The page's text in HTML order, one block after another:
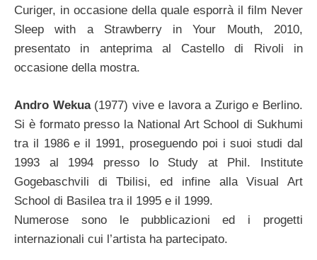
Curiger, in occasione della quale esporrà il film Never
Sleep with a Strawberry in Your Mouth, 2010,
presentato in anteprima al Castello di Rivoli in
occasione della mostra.
Andro Wekua(1977) vive e lavora a Zurigo e Berlino.
Si è formato presso la National Art School di Sukhumi
tra il 1986 e il 1991, proseguendo poi i suoi studi dal
1993 al 1994 presso lo Study at Phil. Institute
Gogebaschvili di Tbilisi, ed infine alla Visual Art
School di Basilea tra il 1995 e il 1999.
Numerose sono le pubblicazioni ed i progetti
internazionali cui l’artista ha partecipato.